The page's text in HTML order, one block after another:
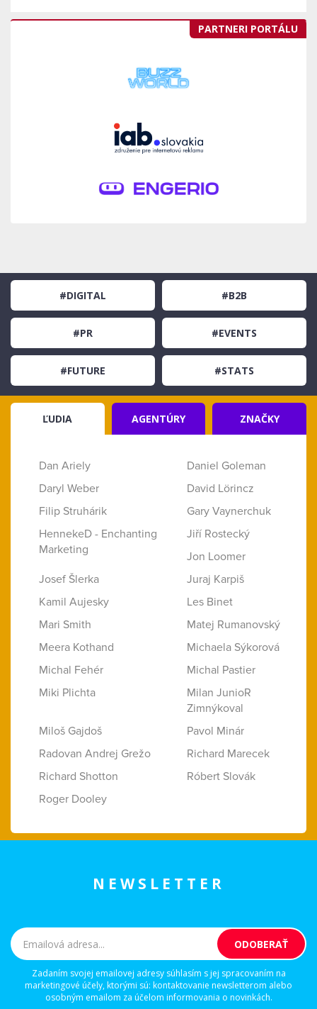
PARTNERI PORTÁLU
#DIGITAL #B2B
#PR #EVENTS
#FUTURE #STATS
ĽUDIA AGENTÚRY ZNAČKY
Dan Ariely
Daniel Goleman
Daryl Weber
David Lörincz
Filip Struhárik
Gary Vaynerchuk
HennekeD - Enchanting
Marketing
Jiří Rostecký
Jon Loomer
Josef Šlerka
Juraj Karpiš
Kamil Aujesky
Les Binet
Mari Smith
Matej Rumanovský
Meera Kothand
Michaela Sýkorová
Michal Fehér
Michal Pastier
Miki Plichta
Milan JunioR
Zimnýkoval
Miloš Gajdoš
Pavol Minár
Radovan Andrej Grežo
Richard Marecek
Richard Shotton
Róbert Slovák
Roger Dooley
NEWSLETTER
Zadaním svojej emailovej adresy súhlasím s jej spracovaním na
marketingové účely, ktorými sú: kontaktovanie newsletterom alebo
osobným emailom za účelom informovania o novinkách.